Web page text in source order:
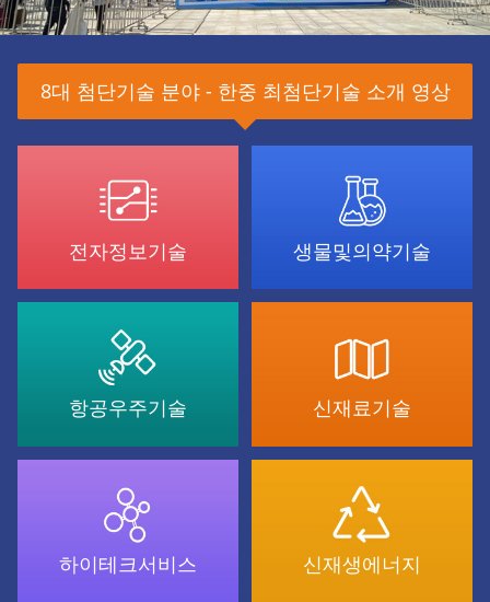
8대 첨단기술 분야 - 한중 최첨단기술 소개 영상
전자정보기술 생물및의약기술
항공우주기술 신재료기술
하이테크서비스 신재생에너지